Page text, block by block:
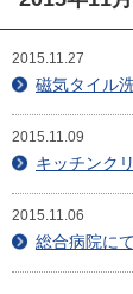
2015.11.27
磁気タイル
2015.11.09
キッチンク
2015.11.06
総合病院に